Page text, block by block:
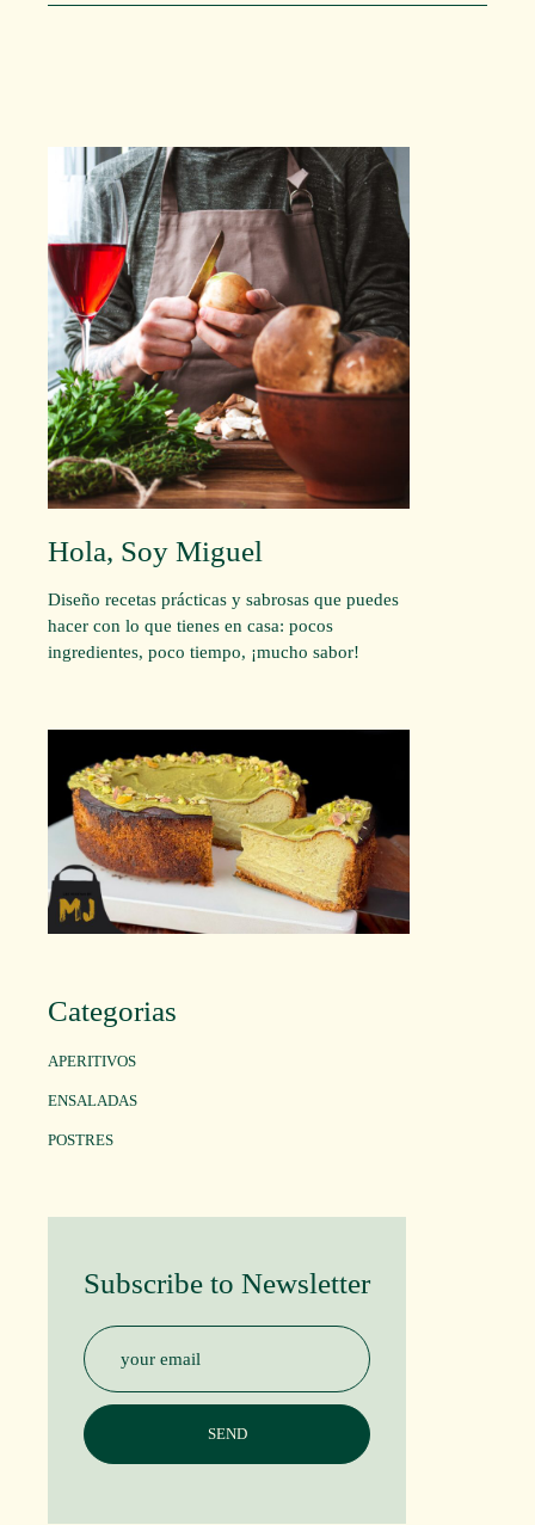
Hola, Soy Miguel
Diseño recetas prácticas y sabrosas que puedes
hacer con lo que tienes en casa: pocos
ingredientes, poco tiempo, ¡mucho sabor!
Categorias
APERITIVOS
ENSALADAS
POSTRES
Subscribe to Newsletter